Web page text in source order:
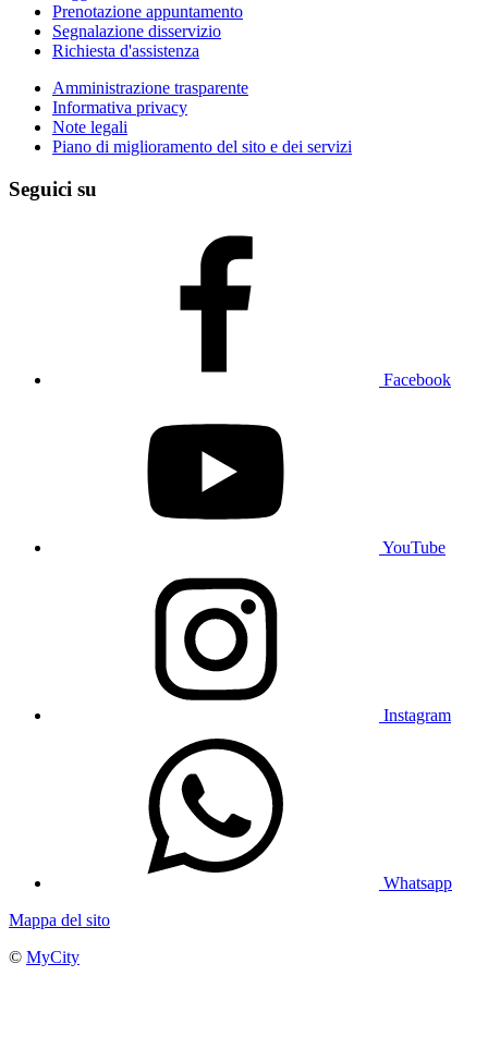
Prenotazione appuntamento
Segnalazione disservizio
Richiesta d'assistenza
Amministrazione trasparente
Informativa privacy
Note legali
Piano di miglioramento del sito e dei servizi
Seguici su
Facebook
YouTube
Instagram
Whatsapp
Mappa del sito
© MyCity